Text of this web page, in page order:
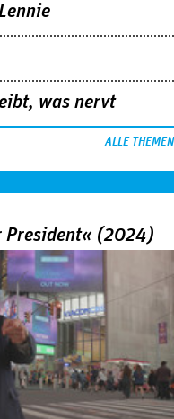
was nervt
ALLE THEMEN
President« (2024)